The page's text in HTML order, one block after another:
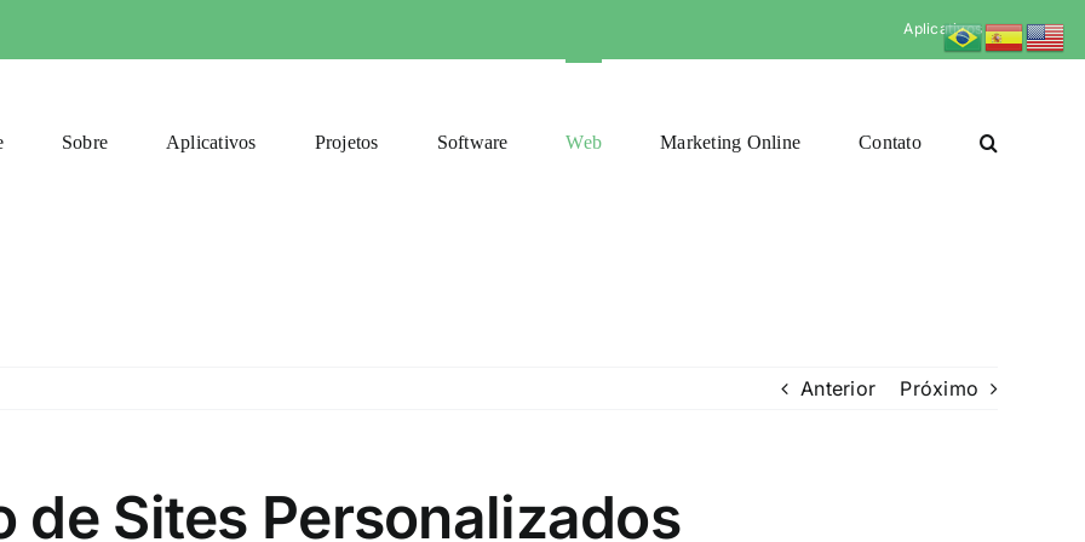
Aplicativos
Sobre Aplicativos Projetos Software Web Marketing Online Contato
Anterior Próximo
de Sites Personalizados